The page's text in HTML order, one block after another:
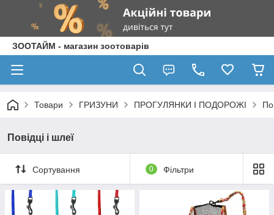
ЗООТАЙМ - магазин зоотоварів
Товари ГРИЗУНИ ПРОГУЛЯНКИ І ПОДОРОЖІ
Повідці і шлеї
Сортування 0 Фільтри